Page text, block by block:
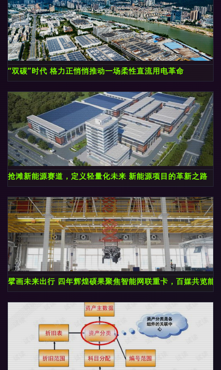
“双碳”时代 格力正悄悄推动一场柔性直流用电革命
抢滩新能源赛道，定义轻量化未来 新能源项目的革新之路
擘画未来出行 四年辉煌硕果聚焦智能网联重卡，百媒共览能